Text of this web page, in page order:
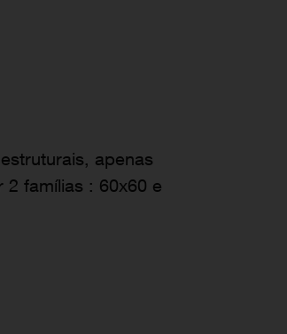
apenas
famílias : 60x60 e